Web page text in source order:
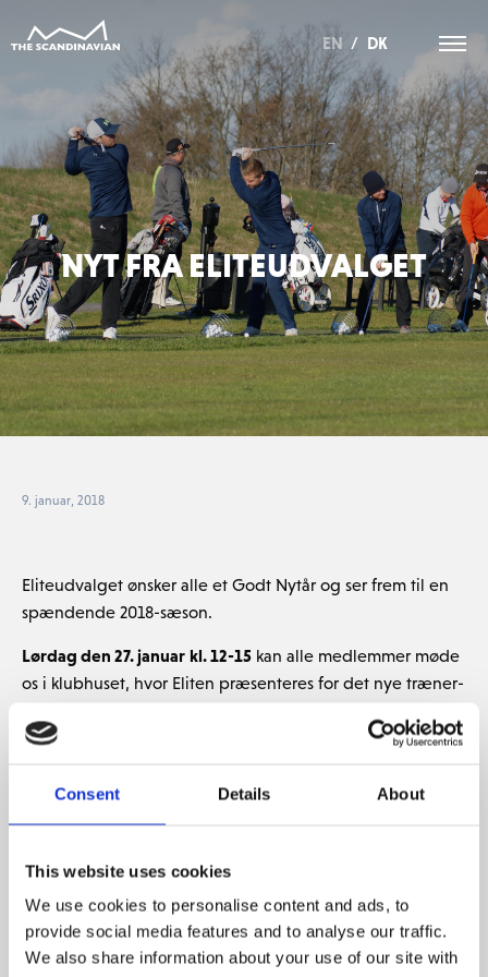
Consent Details About
This website uses cookies
We use cookies to personalise content and ads, to
provide social media features and to analyse our traffic.
We also share information about your use of our site with
EN / DK
NYT FRA ELITEUDVALGET
9. januar, 2018
Eliteudvalget ønsker alle et Godt Nytår og ser frem til en
spændende 2018-sæson.
Lørdag den 27. januar kl. 12-15kan alle medlemmer møde
os i klubhuset, hvor Eliten præsenteres for det nye træner-
Såfremt du ønsker at spille med i Eliten i den kommende
Eliten stiller i år med et 1. 2. og 3. hold til
Danmarksturneringen. Ydermere, stiller vi med et